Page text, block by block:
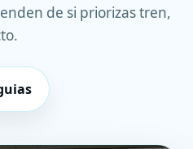
de si priorizas tren,